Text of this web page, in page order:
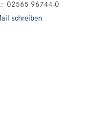
02565 96744-0
schreiben